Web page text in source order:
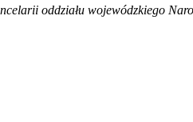
oddziału wojewódzkiego